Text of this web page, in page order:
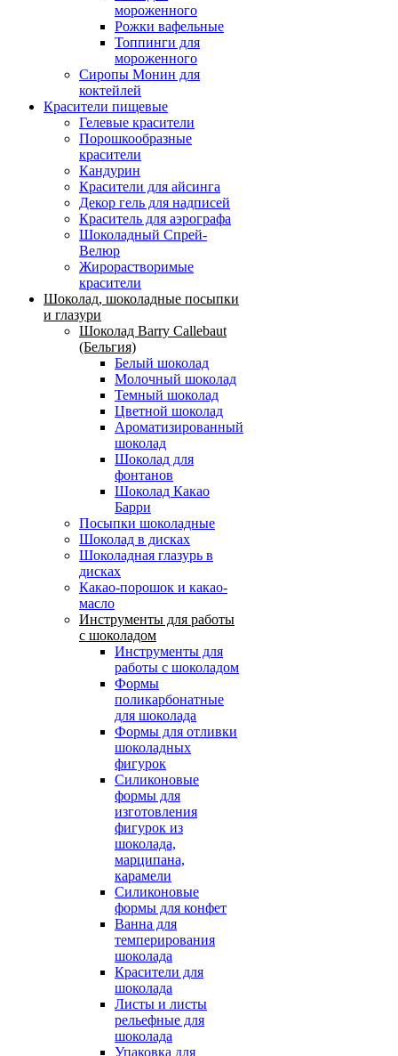
мороженного
Рожки вафельные
Топпинги для
мороженного
Сиропы Монин для
коктейлей
Красители пищевые
Гелевые красители
Порошкообразные
красители
Кандурин
Красители для айсинга
Декор гель для надписей
Краситель для аэрографа
Шоколадный Спрей-
Велюр
Жирорастворимые
красители
Шоколад, шоколадные посыпки
и глазури
Шоколад Barry Callebaut
(Бельгия)
Белый шоколад
Молочный шоколад
Темный шоколад
Цветной шоколад
Ароматизированный
шоколад
Шоколад для
фонтанов
Шоколад Какао
Барри
Посыпки шоколадные
Шоколад в дисках
Шоколадная глазурь в
дисках
Какао-порошок и какао-
масло
Инструменты для работы
с шоколадом
Инструменты для
работы с шоколадом
Формы
поликарбонатные
для шоколада
Формы для отливки
шоколадных
фигурок
Силиконовые
формы для
изготовления
фигурок из
шоколада,
марципана,
карамели
Силиконовые
формы для конфет
Ванна для
темперирования
шоколада
Красители для
шоколада
Листы и листы
рельефные для
шоколада
Упаковка для